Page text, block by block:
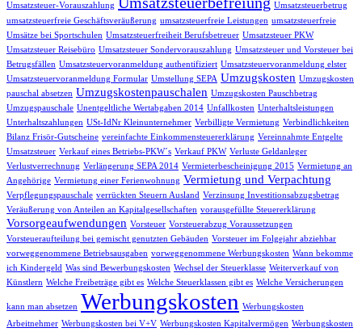
Umsatzsteuer-Vorauszahlung
Umsatzsteuerbetrug
umsatzsteuerfreie Geschäftsveräußerung umsatzsteuerfreie Leistungen umsatzsteuerfreie
Umsätze bei Sportschulen Umsatzsteuerfreiheit Berufsbetreuer Umsatzsteuer PKW
Umsatzsteuer Reisebüro Umsatzsteuer Sondervorauszahlung Umsatzsteuer und Vorsteuer bei
Betrugsfällen Umsatzsteuervoranmeldung authentifiziert Umsatzsteuervoranmeldung elster
Umsatzsteuervoranmeldung Formular Umstellung SEPA Umzugskosten Umzugskosten
pauschal absetzen Umzugskostenpauschalen Umzugskosten Pauschbetrag
Umzugspauschale Unentgeltliche Wertabgaben 2014 Unfallkosten Unterhaltsleistungen
Unterhaltszahlungen USt-IdNr Kleinunternehmer Verbilligte Vermietung Verbindlichkeiten
Bilanz Frisör-Gutscheine vereinfachte Einkommensteuererklärung Vereinnahmte Entgelte
Umsatzsteuer Verkauf eines Betriebs-PKW´s Verkauf PKW Verluste Geldanleger
Verlustverrechnung Verlängerung SEPA 2014 Vermieterbescheinigung 2015 Vermietung an
Angehörige Vermietung einer Ferienwohnung Vermietung und Verpachtung
Verpflegungspauschale verrückten Steuern Ausland Verzinsung Investitionsabzugsbetrag
Veräußerung von Anteilen an Kapitalgesellschaften vorausgefüllte Steuererklärung
Vorsorgeaufwendungen Vorsteuer Vorsteuerabzug Voraussetzungen
Vorsteueraufteilung bei gemischt genutzten Gebäuden Vorsteuer im Folgejahr abziehbar
vorweggenommene Betriebsausgaben vorweggenommene Werbungskosten Wann bekomme
ich Kindergeld Was sind Bewerbungskosten Wechsel der Steuerklasse Weiterverkauf von
Künstlern Welche Freibeträge gibt es Welche Steuerklassen gibt es Welche Versicherungen
kann man absetzen Werbungskosten Werbungskosten
Arbeitnehmer Werbungskosten bei V+V Werbungskosten Kapitalvermögen Werbungskosten